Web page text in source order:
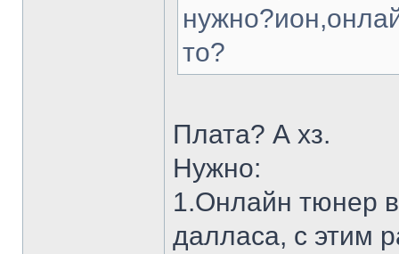
то?
Плата? А хз.
Нужно:
1.Онлайн тюнер
далласа, с этим